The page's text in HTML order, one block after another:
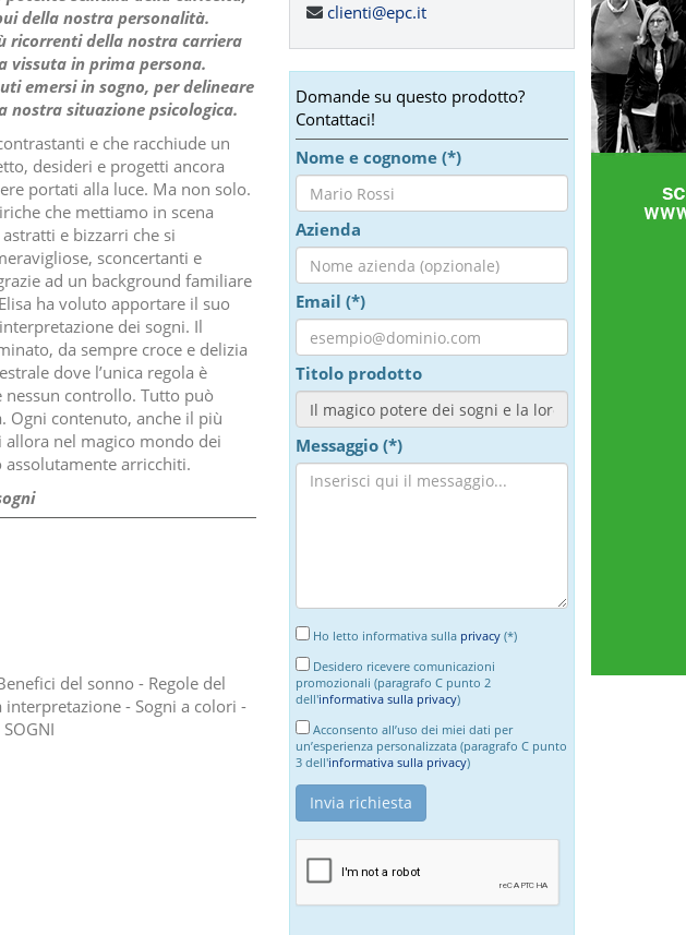
della nostra personalità.
ricorrenti della nostra carriera
vissuta in prima persona.
emersi in sogno, per delineare
situazione psicologica.
e che racchiude un
desideri e progetti ancora
portati alla luce. Ma non solo.
che mettiamo in scena
e bizzarri che si
sconcertanti e
ad un background familiare
ha voluto apportare il suo
dei sogni. Il
da sempre croce e delizia
dove l’unica regola è
nessun controllo. Tutto può
Ogni contenuto, anche il più
nel magico mondo dei
arricchiti.
del sonno - Regole del
- Sogni a colori -
clienti@epc.it
Domande su questo prodotto?
Contattaci!
Nome e cognome (*)
Azienda
Email (*)
Titolo prodotto
Messaggio (*)
Ho letto informativa sulla privacy(*)
Desidero ricevere comunicazioni
promozionali (paragrafo C punto 2
dell'informativa sulla privacy)
Acconsento all’uso dei miei dati per
un’esperienza personalizzata (paragrafo C punto
3 dell'informativa sulla privacy)